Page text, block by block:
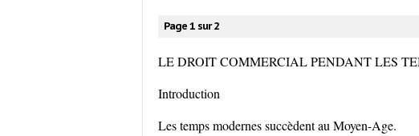
Page 1 sur 2
LE DROIT COMMERCIAL PENDANT LES
Introduction
Les temps modernes succèdent au Moyen-Age.